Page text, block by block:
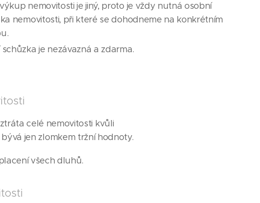
nemovitosti je jiný, proto je vždy nutná osobní
nemovitosti, při které se dohodneme na konkrétním
je nezávazná a zdarma.
celé nemovitosti kvůli
jen zlomkem tržní hodnoty.
všech dluhů.